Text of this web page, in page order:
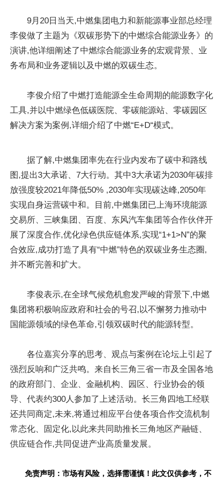
9月20日当天,中燃集团电力和新能源事业部总经理
李俊做了主题为《双碳形势下的中燃综合能源业务》的
演讲,他详细阐述了中燃综合能源业务的宏观背景、业
务布局和业务逻辑以及中燃的双碳生态。
李俊介绍了中燃打造能源全生命周期的能源数字化
工具,并以中燃绿色低碳医院、零碳能源站、零碳园区
解决方案为案例,详细介绍了中燃“E+D“模式。
据了解,中燃集团率先在行业内发布了碳中和路线
图,提出3大承诺、7大行动。其中3大承诺为2030年碳排
放强度较2021年降低50% ,2030年实现碳达峰,2050年
实现自身运营碳中和。目前,中燃集团已上海环境能源
交易所、三峡集团、百度、东风汽车集团等合作伙伴开
展了深度合作,优化绿色供应链体系,实现“1+1>N”的聚
合效应,成功打造了具有“中燃”特色的双碳业务生态圈,
并不断完善和扩大。
李俊表示,在全球气候危机愈发严峻的背景下,中燃
集团将积极响应政府和社会的号召,以不懈努力推动中
国能源领域的绿色革命,引领双碳时代的能源转型。
各位嘉宾分享的思考、观点与案例在论坛上引起了
强烈反响和广泛共鸣。来自长三角三省一市及全国各地
的政府部门、企业、金融机构、园区、行业协会的领
导、代表约300人参加了上述活动。长三角四地工经联
还共同商定,未来,将通过相应平台使各项合作交流机制
常态化、固定化,以此来共同助推长三角地区产融链、
供应链合作,共同促进产业高质量发展。
免责声明：市场有风险，选择需谨慎！此文仅供参考，不